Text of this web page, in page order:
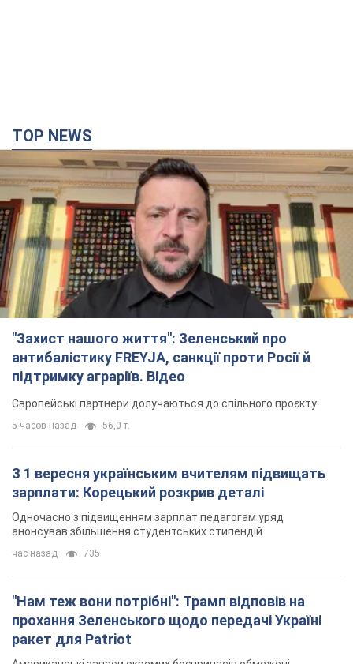
TOP NEWS
"Захист нашого життя": Зеленський про
антибалістику FREYJA, санкції проти Росії й
підтримку аграріїв. Відео
Європейські партнери долучаються до спільного проєкту
5 часов назад 56,0 т.
З 1 вересня українським вчителям підвищать
зарплати: Корецький розкрив деталі
Одночасно з підвищенням зарплат педагогам уряд
анонсував збільшення студентських стипендій
час назад 735
"Нам теж вони потрібні": Трамп відповів на
прохання Зеленського щодо передачі Україні
ракет для Patriot